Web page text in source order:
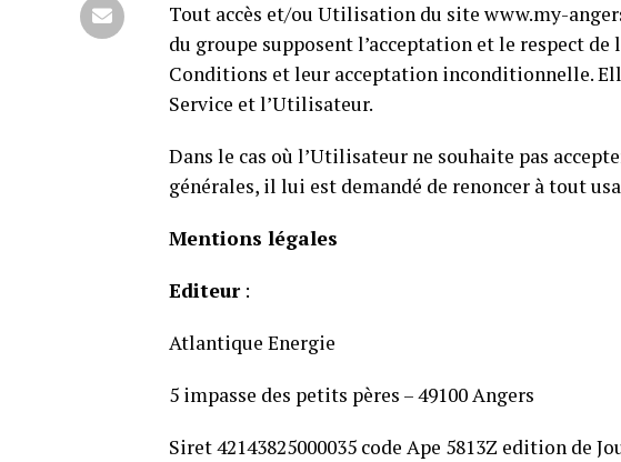
Tout accès et/ou Utilisation du site www.my-
du groupe supposent l’acceptation et le respect de
Conditions et leur acceptation inconditionnelle.
Service et l’Utilisateur.
Dans le cas où l’Utilisateur ne souhaite pas
générales, il lui est demandé de renoncer à tout
Mentions légales
Editeur:
Atlantique Energie
5 impasse des petits pères – 49100 Angers
Siret 42143825000035 code Ape 5813Z edition de